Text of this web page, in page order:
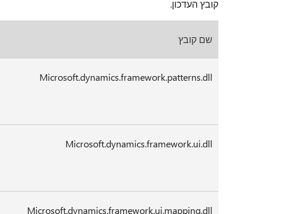
קובץ העדכון.
שם קובץ
Microsoft.dynamics.framework.patterns.dll
Microsoft.dynamics.framework.ui.dll
Microsoft.dynamics.framework.ui.mapping.dll